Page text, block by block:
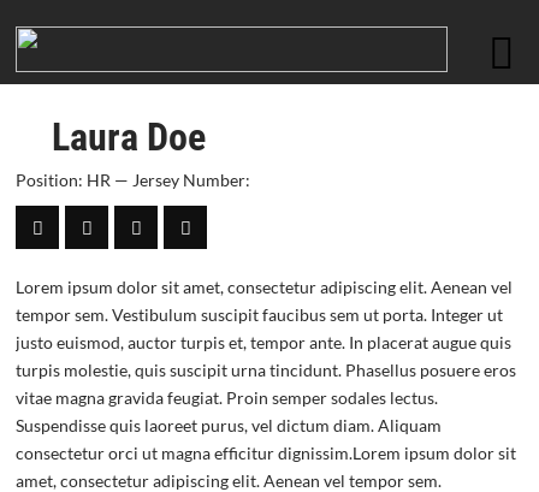
Laura Doe
Position: HR — Jersey Number:
Lorem ipsum dolor sit amet, consectetur adipiscing elit. Aenean vel
tempor sem. Vestibulum suscipit faucibus sem ut porta. Integer ut
justo euismod, auctor turpis et, tempor ante. In placerat augue quis
turpis molestie, quis suscipit urna tincidunt. Phasellus posuere eros
vitae magna gravida feugiat. Proin semper sodales lectus.
Suspendisse quis laoreet purus, vel dictum diam. Aliquam
consectetur orci ut magna efficitur dignissim.Lorem ipsum dolor sit
amet, consectetur adipiscing elit. Aenean vel tempor sem.